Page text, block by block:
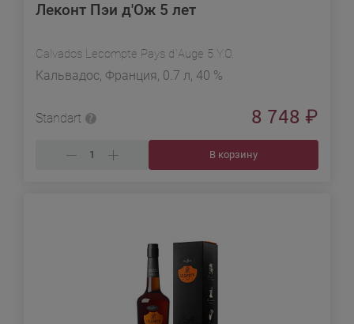
Леконт Пэи д'Ож 5 лет
Calvados Lecompte Pays d`Auge 5 Y.O.
Кальвадос, Франция, 0.7 л, 40 %
Standart 8 748 ₽
В корзину